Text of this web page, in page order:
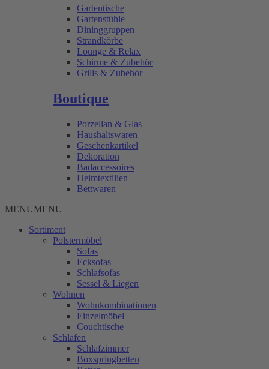
Gartentische
Gartenstühle
Dininggruppen
Strandkörbe
Lounge & Relax
Schirme & Zubehör
Grills & Zubehör
Boutique
Porzellan & Glas
Haushaltswaren
Geschenkartikel
Dekoration
Badaccessoires
Heimtextilien
Bettwaren
MENUMENU
Sortiment
Polstermöbel
Sofas
Ecksofas
Schlafsofas
Sessel & Liegen
Wohnen
Wohnkombinationen
Einzelmöbel
Couchtische
Schlafen
Schlafzimmer
Boxspringbetten